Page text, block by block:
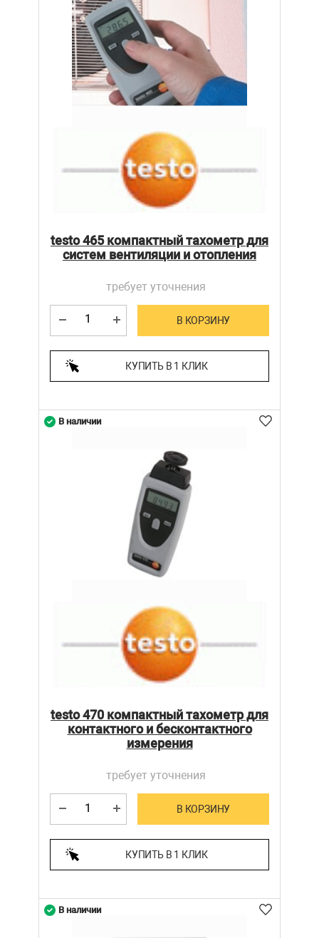
testo 465 компактный тахометр для
систем вентиляции и отопления
требует уточнения
В КОРЗИНУ
КУПИТЬ В 1 КЛИК
testo 470 компактный тахометр для
контактного и бесконтактного
измерения
требует уточнения
В КОРЗИНУ
КУПИТЬ В 1 КЛИК
В наличии
В наличии